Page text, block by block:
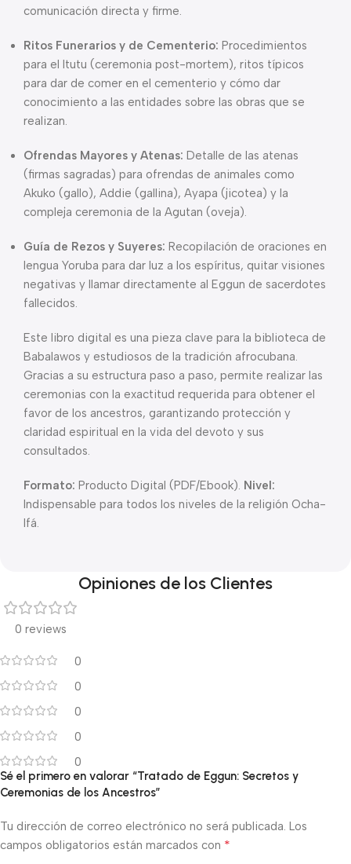
comunicación directa y firme.
Ritos Funerarios y de Cementerio: Procedimientos
para el Itutu (ceremonia post-mortem), ritos típicos
para dar de comer en el cementerio y cómo dar
conocimiento a las entidades sobre las obras que se
realizan.
Ofrendas Mayores y Atenas: Detalle de las atenas
(firmas sagradas) para ofrendas de animales como
Akuko (gallo), Addie (gallina), Ayapa (jicotea) y la
compleja ceremonia de la Agutan (oveja).
Guía de Rezos y Suyeres: Recopilación de oraciones en
lengua Yoruba para dar luz a los espíritus, quitar visiones
negativas y llamar directamente al Eggun de sacerdotes
fallecidos.
Este libro digital es una pieza clave para la biblioteca de
Babalawos y estudiosos de la tradición afrocubana.
Gracias a su estructura paso a paso, permite realizar las
ceremonias con la exactitud requerida para obtener el
favor de los ancestros, garantizando protección y
claridad espiritual en la vida del devoto y sus
consultados.
Formato: Producto Digital (PDF/Ebook). Nivel:
Indispensable para todos los niveles de la religión Ocha-
Ifá.
Opiniones de los Clientes
0 reviews
0
0
0
0
0
Sé el primero en valorar “Tratado de Eggun: Secretos y
Ceremonias de los Ancestros”
Tu dirección de correo electrónico no será publicada. Los
campos obligatorios están marcados con *